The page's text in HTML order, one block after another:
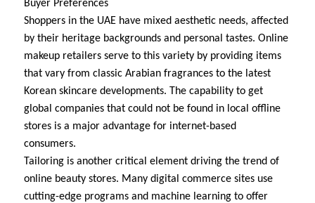
Buyer Preferences
Shoppers in the UAE have mixed aesthetic needs, affected
by their heritage backgrounds and personal tastes. Online
makeup retailers serve to this variety by providing items
that vary from classic Arabian fragrances to the latest
Korean skincare developments. The capability to get
global companies that could not be found in local offline
stores is a major advantage for internet-based
consumers.
Tailoring is another critical element driving the trend of
online beauty stores. Many digital commerce sites use
cutting-edge programs and machine learning to offer